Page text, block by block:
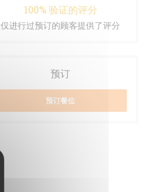
100% 验证的评分
仅进行过预订的顾客提供了评分
预订
预订餐位